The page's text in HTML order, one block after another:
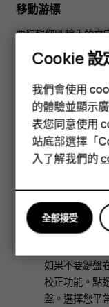
智慧型
功能型
配件
平板電腦
移動游標
要編輯您剛輸入的文
位置。
使用鍵盤單字建議
手機在您輸入內容
完成輸入。部分語
當您開始輸入單字
顯示在建議列中時
如果
來取代您輸入
如果不要鍵盤
校正功能。點
盤。選擇您平
Cookie 設
我們會使用
的體驗並顯示
表您同意使用
站底部選擇「
入了解我們的
全部接受